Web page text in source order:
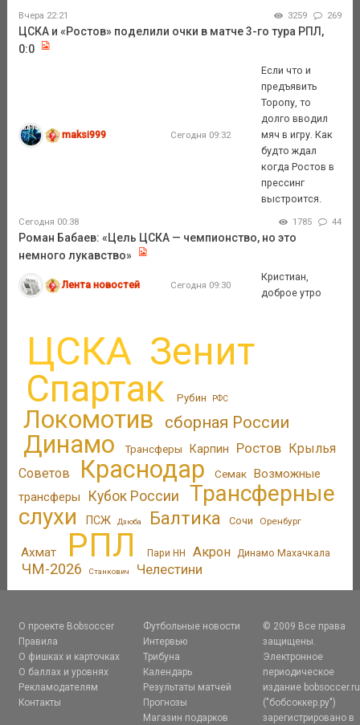
Вчера 22:21 3259 269
ЦСКА и «Ростов» поделили очки в матче 3-го тура РПЛ,
0:0
maksi999 Сегодня 09:32
Если что и
предъявить
Торопу, то
долго вводил
мяч в игру. Как
будто ждал
когда Ростов в
прессинг
выстроится.
Сегодня 00:38 1785 44
Роман Бабаев: «Цель ЦСКА — чемпионство, но это
немного лукавство»
Лента новостей Сегодня 09:30
Кристиан,
доброе утро
ЦСКА Зенит
Спартак Рубин РФС
Локомотив сборная России
Динамо Трансферы Карпин Ростов
Крылья
Советов
Краснодар Семак Возможные
трансферы
Кубок России
Трансферные
слухи
ПСЖ Дзюба Балтика Сочи Оренбург
Ахмат РПЛ Пари НН Акрон Динамо Махачкала
ЧМ-2026 Станкович Челестини
О проекте Bobsoccer
Правила
О фишках и карточках
О баллах и уровнях
Рекламодателям
Контакты
Футбольные новости
Интервью
Трибуна
Календарь
Результаты матчей
Прогнозы
Магазин подарков
© 2009 Все права
защищены.
Электронное
периодическое
издание bobsoccer.ru
("бобсоккер.ру")
зарегистрировано в